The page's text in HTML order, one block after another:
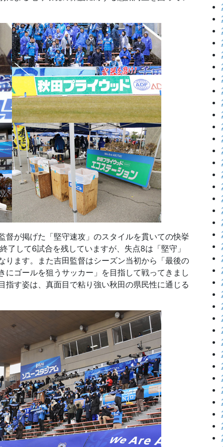
督が掲げた「堅守速攻」のスタイルを貫いての快挙
了して6試合を残していますが、失点8は「堅守」
ります。また吉田監督はシーズン当初から「最後の
にゴールを狙うサッカー」を目指して戦ってきまし
指す姿は、真面目で粘り強い秋田の県民性に通じる